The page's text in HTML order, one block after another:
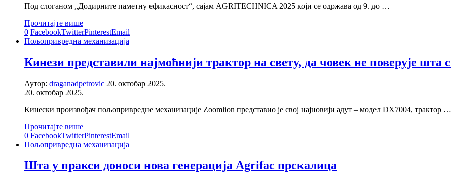
Под слоганом „Додирните паметну ефикасност“, сајам AGRITECHNICA 2025 који се одржава од 9. до …
Прочитајте више
0 FacebookTwitterPinterestEmail
Пољопривредна механизација
Кинези представили најмоћнији трактор на свету, да човек не поверује
Аутор: draganadpetrovic 20. октобар 2025.
20. октобар 2025.
Кинески произвођач пољопривредне механизације Zoomlion представио је свој најновији адут – модел DX7004, трактор …
Прочитајте више
0 FacebookTwitterPinterestEmail
Пољопривредна механизација
Шта у пракси доноси нова генерација Agrifac прскалица